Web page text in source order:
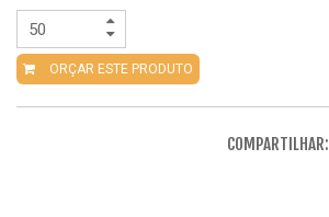
ORÇAR ESTE PRODUTO
COMPARTILHAR: